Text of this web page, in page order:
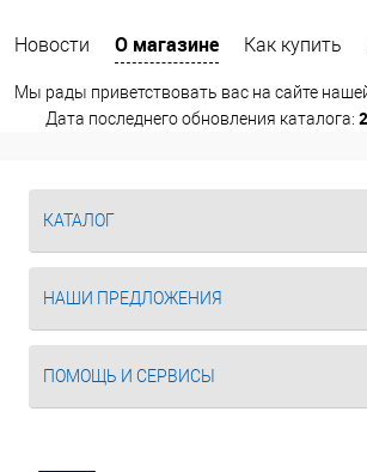
Новости О магазине Как купить
Мы рады приветствовать вас на сайте
Дата последнего обновления каталога:
КАТАЛОГ
НАШИ ПРЕДЛОЖЕНИЯ
ПОМОЩЬ И СЕРВИСЫ